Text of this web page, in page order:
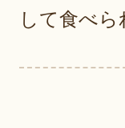
して食べ